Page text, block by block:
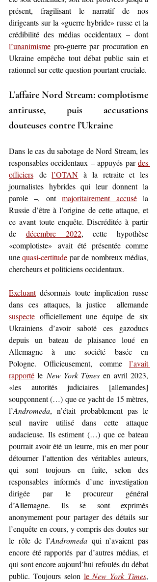
présent, fragilisant le narratif de nos
dirigeants sur la «guerre hybride» russe et la
crédibilité des médias occidentaux – dont
l’unanimisme pro-guerre par procuration en
Ukraine empêche tout débat public sain et
rationnel sur cette question pourtant cruciale.
L’affaire Nord Stream: complotisme
antirusse, puis accusations
douteuses contre l’Ukraine
Dans le cas du sabotage de Nord Stream, les
responsables occidentaux – appuyés par des
officiers de l’OTAN à la retraite et les
journalistes hybrides qui leur donnent la
parole –, ont majoritairement accusé la
Russie d’être à l’origine de cette attaque, et
ce avant toute enquête. Discréditée à partir
de décembre 2022, cette hypothèse
«complotiste» avait été présentée comme
une quasi-certitude par de nombreux médias,
chercheurs et politiciens occidentaux.
Excluant désormais toute implication russe
suspecte officiellement une équipe de six
Ukrainiens d’avoir saboté ces gazoducs
depuis un bateau de plaisance loué en
Allemagne à une société basée en
Pologne. Officieusement, comme
l’avait
rapporté le New York Times en avril 2023,
«les autorités judiciaires [allemandes]
soupçonnent (…) que ce yacht de 15 mètres,
l’Andromeda, n’était probablement pas le
seul navire utilisé dans cette attaque
audacieuse. Ils estiment (…) que ce bateau
pourrait avoir été un leurre, mis en mer pour
détourner l’attention des véritables auteurs,
qui sont toujours en fuite, selon des
responsables informés d’une investigation
dirigée par le procureur général
d’Allemagne. Ils se sont exprimés
anonymement pour partager des détails sur
l’enquête en cours, y compris des doutes sur
le rôle de l’Andromeda qui n’avaient pas
encore été rapportés par d’autres médias, et
qui sont encore aujourd’hui refoulés du débat
public. Toujours selon le New York Times,